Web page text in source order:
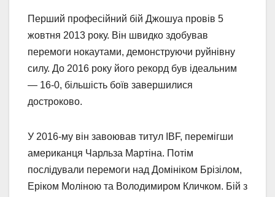
Перший професійний бій Джошуа провів 5
жовтня 2013 року. Він швидко здобував
перемоги нокаутами, демонструючи руйнівну
силу. До 2016 року його рекорд був ідеальним
— 16-0, більшість боїв завершилися
достроково.
У 2016-му він завоював титул IBF, перемігши
американця Чарльза Мартіна. Потім
послідували перемоги над Домініком Брізілом,
Еріком Моліною та Володимиром Кличком. Бій з